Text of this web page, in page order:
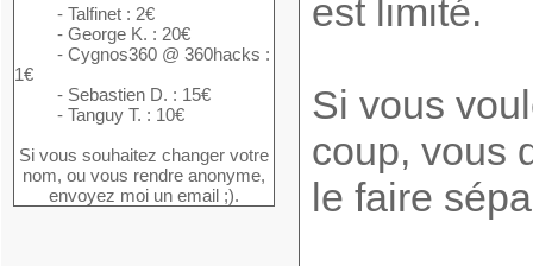
- Talfinet : 2€
- George K. : 20€
- Cygnos360 @ 360hacks :
1€
- Sebastien D. : 15€
- Tanguy T. : 10€
Si vous souhaitez changer votre
nom, ou vous rendre anonyme,
envoyez moi un email ;).
est limité.
Si vous
coup, vous
le faire